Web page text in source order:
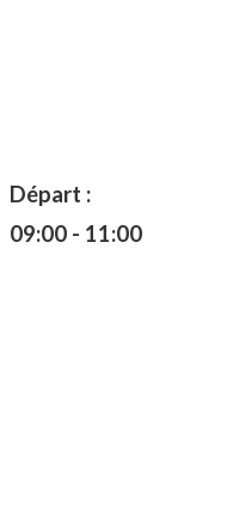
Départ :
09:00 - 11:00